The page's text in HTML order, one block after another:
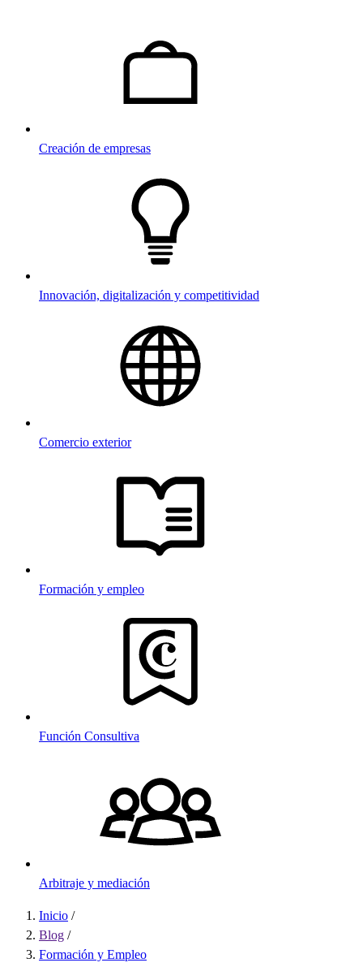
Creación de empresas
Innovación, digitalización y competitividad
Comercio exterior
Formación y empleo
Función Consultiva
Arbitraje y mediación
Sobrescribir
Inicio /
Blog /
Formación y Empleo